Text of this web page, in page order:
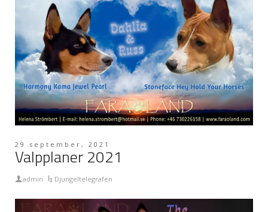
29 september, 2021
Valpplaner 2021
admin Djungeltelegrafen